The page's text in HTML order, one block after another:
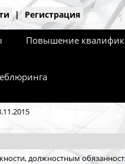
| Регистрация
Повышение
должностным